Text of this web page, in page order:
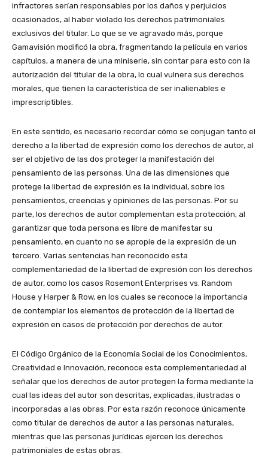
infractores serían responsables por los daños y perjuicios
ocasionados, al haber violado los derechos patrimoniales
exclusivos del titular. Lo que se ve agravado más, porque
Gamavisión modificó la obra, fragmentando la película en varios
capítulos, a manera de una miniserie, sin contar para esto con la
autorización del titular de la obra, lo cual vulnera sus derechos
morales, que tienen la característica de ser inalienables e
imprescriptibles.
En este sentido, es necesario recordar cómo se conjugan tanto el
derecho a la libertad de expresión como los derechos de autor, al
ser el objetivo de las dos proteger la manifestación del
pensamiento de las personas. Una de las dimensiones que
protege la libertad de expresión es la individual, sobre los
pensamientos, creencias y opiniones de las personas. Por su
parte, los derechos de autor complementan esta protección, al
garantizar que toda persona es libre de manifestar su
pensamiento, en cuanto no se apropie de la expresión de un
tercero. Varias sentencias han reconocido esta
complementariedad de la libertad de expresión con los derechos
de autor, como los casos Rosemont Enterprises vs. Random
House y Harper & Row, en los cuales se reconoce la importancia
de contemplar los elementos de protección de la libertad de
expresión en casos de protección por derechos de autor.
El Código Orgánico de la Economía Social de los Conocimientos,
Creatividad e Innovación, reconoce esta complementariedad al
señalar que los derechos de autor protegen la forma mediante la
cual las ideas del autor son descritas, explicadas, ilustradas o
incorporadas a las obras. Por esta razón reconoce únicamente
como titular de derechos de autor a las personas naturales,
mientras que las personas jurídicas ejercen los derechos
patrimoniales de estas obras.